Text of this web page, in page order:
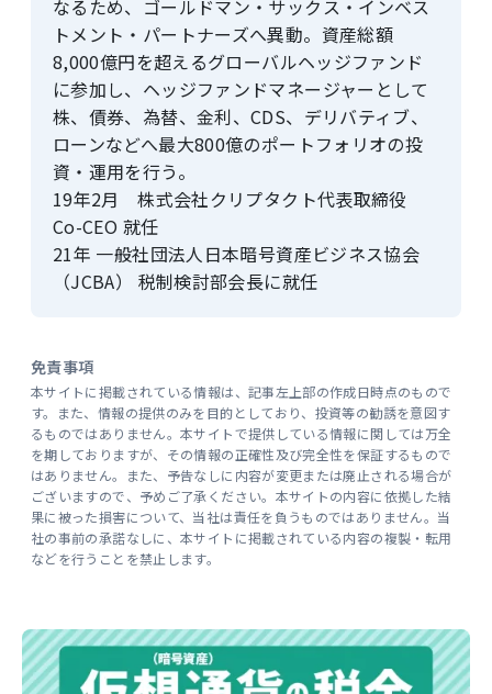
なるため、ゴールドマン・サックス・インベス
トメント・パートナーズへ異動。資産総額
8,000億円を超えるグローバルヘッジファンド
に参加し、ヘッジファンドマネージャーとして
株、債券、為替、金利、CDS、デリバティブ、
ローンなどへ最大800億のポートフォリオの投
資・運用を行う。
19年2月 株式会社クリプタクト代表取締役
Co-CEO 就任
21年 一般社団法人日本暗号資産ビジネス協会
（JCBA） 税制検討部会長に就任
免責事項
本サイトに掲載されている情報は、記事左上部の作成日時点のもので
す。また、情報の提供のみを目的としており、投資等の勧誘を意図す
るものではありません。本サイトで提供している情報に関しては万全
を期しておりますが、その情報の正確性及び完全性を保証するもので
はありません。また、予告なしに内容が変更または廃止される場合が
ございますので、予めご了承ください。本サイトの内容に依拠した結
果に被った損害について、当社は責任を負うものではありません。当
社の事前の承諾なしに、本サイトに掲載されている内容の複製・転用
などを行うことを禁止します。